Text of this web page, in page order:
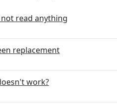
read anything
replacement
work?